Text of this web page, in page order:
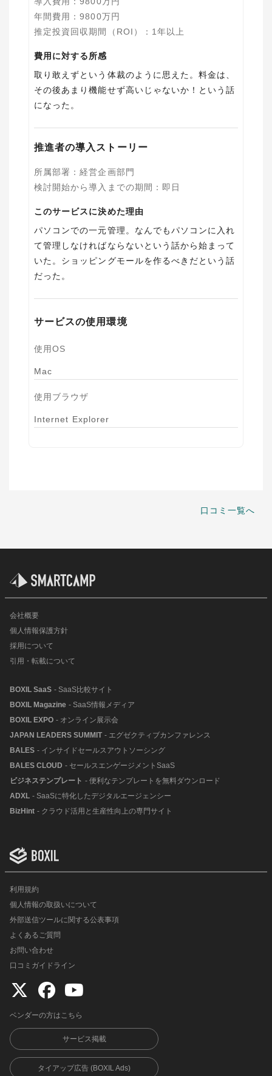
年間費用 ：9800万円
推定投資回収期間（ROI）
： 1年以上
費用に対する所感
取り敢えずという体裁のように思えた。料金は、
その後あまり機能せず高いじゃないか！という話
になった。
推進者の導入ストーリー
所属部署 ：経営企画部門
検討開始から導入までの期間 ： 即日
このサービスに決めた理由
パソコンでの一元管理。なんでもパソコンに入れ
て管理しなければならないという話から始まって
いた。ショッピングモールを作るべきだという話
だった。
サービスの使用環境
使用OS
Mac
使用ブラウザ
Internet Explorer
口コミ一覧へ
会社概要
個人情報保護方針
採用について
引用・転載について
BOXIL SaaS - SaaS比較サイト
BOXIL Magazine - SaaS情報メディア
BOXIL EXPO - オンライン展示会
JAPAN LEADERS SUMMIT - エグゼクティブカンファレンス
BALES - インサイドセールスアウトソーシング
BALES CLOUD - セールスエンゲージメントSaaS
ビジネステンプレート - 便利なテンプレートを無料ダウンロード
ADXL - SaaSに特化したデジタルエージェンシー
BizHint - クラウド活用と生産性向上の専門サイト
利用規約
個人情報の取扱いについて
外部送信ツールに関する公表事項
よくあるご質問
お問い合わせ
口コミガイドライン
ベンダーの方はこちら
サービス掲載
タイアップ広告 (BOXIL Ads)